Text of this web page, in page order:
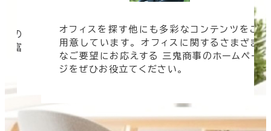
の
豊富
オフィスを探す他にも多彩なコンテンツをご
用意しています。 オフィスに関するさまざま
なご要望にお応えする 三鬼商事のホームペー
ジをぜひお役立てください。